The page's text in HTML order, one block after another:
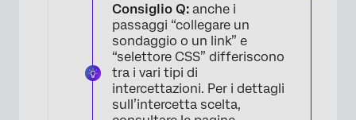
Consiglio Q: anche i
passaggi “collegare un
sondaggio o un link” e
“selettore CSS” differiscono
tra i vari tipi di
intercettazioni. Per i dettagli
sull’intercetta scelta,